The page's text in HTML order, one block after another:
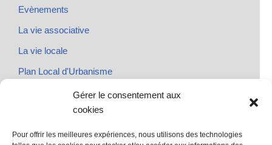
Gérer le consentement aux
cookies
Pour offrir les meilleures expériences, nous utilisons des technologies
Evènements
La vie associative
La vie locale
Plan Local d'Urbanisme